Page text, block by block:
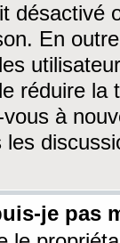
désactivé
En
réduire la
à
les
je pas